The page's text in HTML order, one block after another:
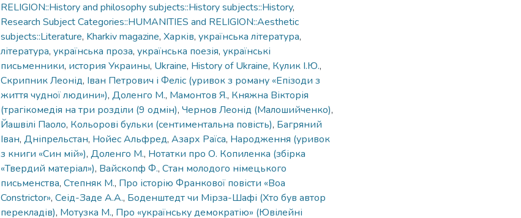
RELIGION::History and philosophy subjects::History subjects::History,
Research Subject Categories::HUMANITIES and RELIGION::Aesthetic
subjects::Literature, Kharkiv magazine, Харків, українська література,
література, українська проза, українська поезія, українські
письменники, история Украины, Ukraine, History of Ukraine, Кулик І.Ю.,
Скрипник Леонід, Іван Петрович і Феліс (уривок з роману «Епізоди з
життя чудної людини»), Доленго М., Мамонтов Я., Княжна Вікторія
(трагікомедія на три розділи (9 одмін), Чернов Леонід (Малошийченко),
Йашвілі Паоло, Кольорові бульки (сентиментальна повість), Багряний
Іван, Дніпрельстан, Нойес Альфред, Азарх Раїса, Народження (уривок
з книги «Син мій»), Доленго М., Нотатки про О. Копиленка (збірка
«Твердий матеріал»), Вайскопф Ф., Стан молодого німецького
письменства, Степняк М., Про історію Франкової повісти «Boa
Constrictor», Сеід-Заде А.А., Боденштедт чи Мірза-Шафі (Хто був автор
перекладів), Мотузка М., Про «українську демократію» (Ювілейні